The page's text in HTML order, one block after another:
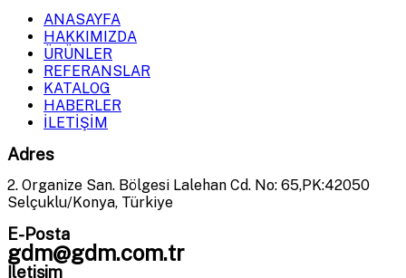
ANASAYFA
HAKKIMIZDA
ÜRÜNLER
REFERANSLAR
KATALOG
HABERLER
İLETİŞİM
Adres
2. Organize San. Bölgesi Lalehan Cd. No: 65,PK:42050
Selçuklu/Konya, Türkiye
E-Posta
gdm@gdm.com.tr
İletişim